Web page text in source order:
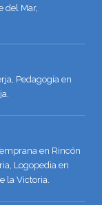
del Mar,
Pedagogía en
en Rincón
Logopedia en
la Victoria.